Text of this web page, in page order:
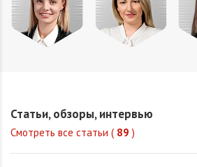
Статьи, обзоры, интервью
Смотреть все статьи ( 89 )